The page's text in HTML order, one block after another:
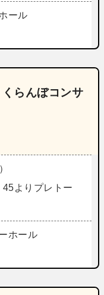
ール
らんぼコンサ
よりプレトー
ホール